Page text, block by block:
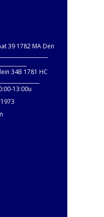
39 1782 MA Den
34B 1781 HC
13:00u